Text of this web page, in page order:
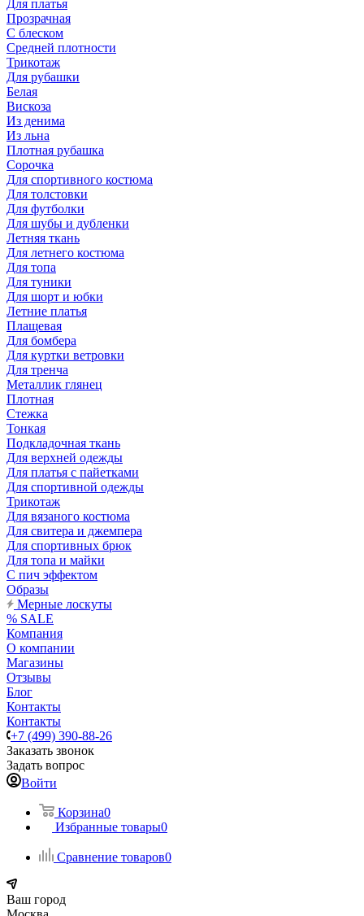
Для платья
Прозрачная
С блеском
Средней плотности
Трикотаж
Для рубашки
Белая
Вискоза
Из денима
Из льна
Плотная рубашка
Сорочка
Для спортивного костюма
Для толстовки
Для футболки
Для шубы и дубленки
Летняя ткань
Для летнего костюма
Для топа
Для туники
Для шорт и юбки
Летние платья
Плащевая
Для бомбера
Для куртки ветровки
Для тренча
Металлик глянец
Плотная
Стежка
Тонкая
Подкладочная ткань
Для верхней одежды
Для платья с пайетками
Для спортивной одежды
Трикотаж
Для вязаного костюма
Для свитера и джемпера
Для спортивных брюк
Для топа и майки
С пич эффектом
Образы
Мерные лоскуты
% SALE
Компания
О компании
Магазины
Отзывы
Блог
Контакты
Контакты
+7 (499) 390-88-26
Заказать звонок
Задать вопрос
Войти
Корзина0
Избранные товары0
Сравнение товаров0
Ваш город